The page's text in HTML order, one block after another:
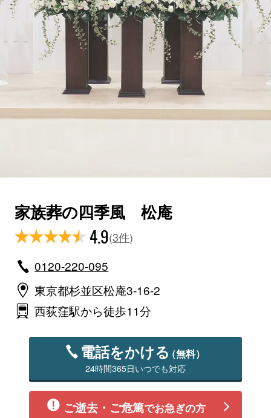
家族葬の四季風 松庵
4.9(3件)
0120-220-095
東京都杉並区松庵3-16-2
西荻窪駅から徒歩11分
電話をかける（無料）
24時間365日いつでも対応
ご逝去・ご危篤でお急ぎの方